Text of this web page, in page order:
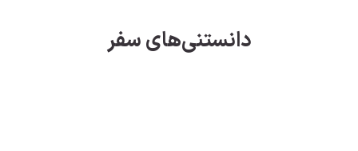
دانستنی‌های سفر